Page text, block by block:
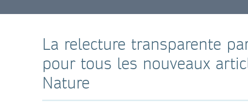
La relecture transparente
pour tous les nouveaux
Nature